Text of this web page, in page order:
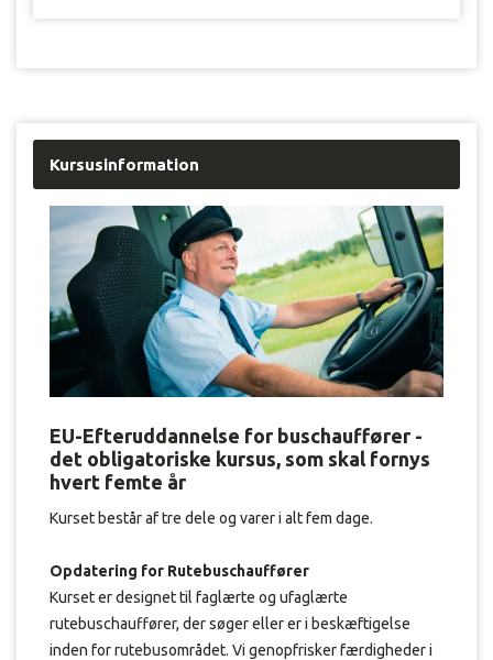
Kursusinformation
EU-Efteruddannelse for buschauffører -
det obligatoriske kursus, som skal fornys
hvert femte år
Kurset består af tre dele og varer i alt fem dage.
Opdatering for Rutebuschauffører
Kurset er designet til faglærte og ufaglærte
rutebuschauffører, der søger eller er i beskæftigelse
inden for rutebusområdet. Vi genopfrisker færdigheder i